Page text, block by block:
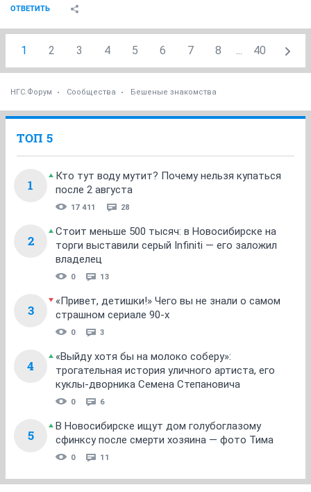
ОТВЕТИТЬ
1 2 3 4 5 6 7 8 ... 40
НГС.Форум Сообщества Бешеные знакомства
ТОП 5
1
Кто тут воду мутит? Почему нельзя купаться
после 2 августа
17 411 28
2
Стоит меньше 500 тысяч: в Новосибирске на
торги выставили серый Infiniti — его заложил
владелец
0 13
3
«Привет, детишки!» Чего вы не знали о самом
страшном сериале 90-х
0 3
4
«Выйду хотя бы на молоко соберу»:
трогательная история уличного артиста, его
куклы-дворника Семена Степановича
0 6
5
В Новосибирске ищут дом голубоглазому
сфинксу после смерти хозяина — фото Тима
0 11